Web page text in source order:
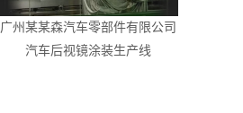
广州某某森汽车零部件有限公司
汽车后视镜涂装生产线